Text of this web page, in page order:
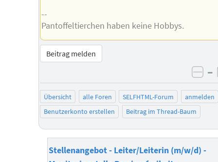
--
Pantoffeltierchen haben keine Hobbys.
Beitrag melden
–
Übersicht alle Foren SELFHTML-Forum
anmelden
Benutzerkonto erstellen
Beitrag im Thread-Baum
Stellenangebot - Leiter/Leiterin (m/w/d) -